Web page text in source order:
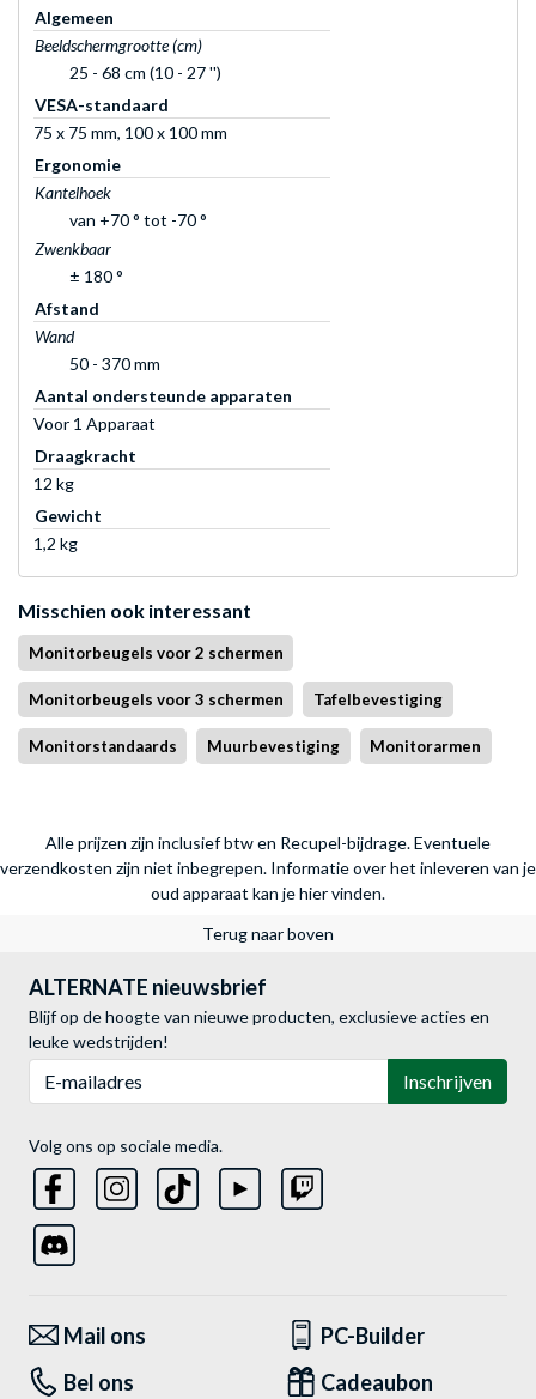
Algemeen
Beeldschermgrootte (cm)
25 - 68 cm (10 - 27 '')
VESA-standaard
75 x 75 mm, 100 x 100 mm
Ergonomie
Kantelhoek
van +70 ° tot -70 °
Zwenkbaar
± 180 °
Afstand
Wand
50 - 370 mm
Aantal ondersteunde apparaten
Voor 1 Apparaat
Draagkracht
12 kg
Gewicht
1,2 kg
Misschien ook interessant
Monitorbeugels voor 2 schermen
Monitorbeugels voor 3 schermen Tafelbevestiging
Monitorstandaards Muurbevestiging Monitorarmen
Alle prijzen zijn inclusief btw en Recupel-bijdrage. Eventuele
verzendkosten zijn niet inbegrepen. Informatie over het inleveren van je
oud apparaat kan je hier vinden.
Terug naar boven
ALTERNATE nieuwsbrief
Blijf op de hoogte van nieuwe producten, exclusieve acties en
leuke wedstrijden!
Inschrijven
Volg ons op sociale media.
Mail ons
PC-Builder
Bel ons
Cadeaubon